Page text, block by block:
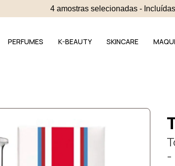
4 amostras selecionadas -
PERFUMES K-BEAUTY SKINCARE
-